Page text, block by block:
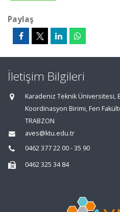
Paylaş
İletişim Bilgileri
Karadeniz Teknik Üniversitesi,
Koordinasyon Birimi, Fen
TRABZON
aves@ktu.edu.tr
0462 377 22 00 - 35 90
0462 325 34 84